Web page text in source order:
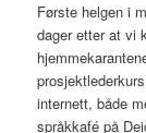
Første helgen i
dager etter at vi
internett, både
språkkafé på